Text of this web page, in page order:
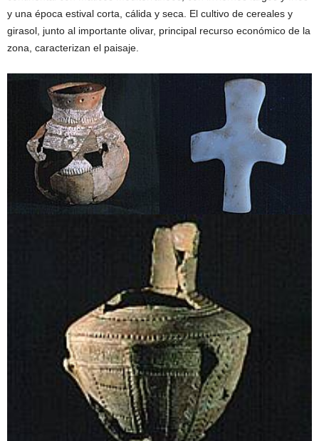
y una época estival corta, cálida y seca. El cultivo de cereales y
girasol, junto al importante olivar, principal recurso económico de la
zona, caracterizan el paisaje.